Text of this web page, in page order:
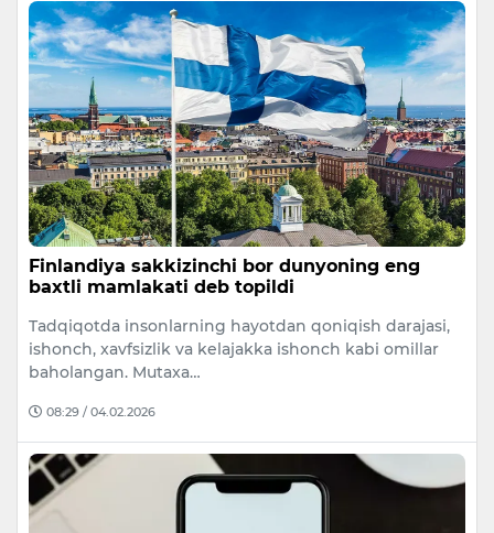
Finlandiya sakkizinchi bor dunyoning eng
baxtli mamlakati deb topildi
Tadqiqotda insonlarning hayotdan qoniqish darajasi,
ishonch, xavfsizlik va kelajakka ishonch kabi omillar
baholangan. Mutaxa…
08:29 / 04.02.2026